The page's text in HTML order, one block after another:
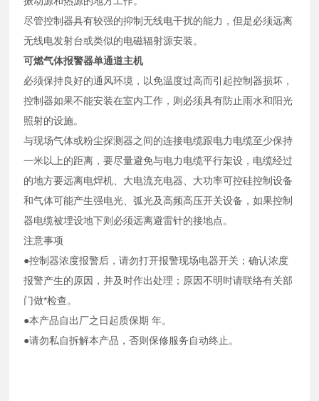
尽管控制器具有较强的抑制无线电干扰的能力，但是必须远离
无线电发射台或类似的电磁辐射源安装。
可燃气体报警器单通道主机
必须保持良好的通风环境，以免温度过高而引起控制器损坏，
控制器如果不能安装在室内工作，则必须具有防止雨水和阳光
照射的设施。
与现场气体或粉尘探测器之间的连接电缆跟电力电缆至少保持
一米以上的距离，要尽量避免与电力电缆平行架设，电缆经过
的地方要远离电焊机、大电流充电器、大功率可控硅控制设备
和气体可能产生强电光、弧光及高频高压开关设备，如果控制
器电缆被埋设地下则必须远离避雷针的接地点。
注意事项
●控制器浓度报警后，请勿打开报警现场电器开关；确认浓度
报警产生的原因，并及时作出处理；原因不明时请联络有关部
门做*检查。
●本产品自出厂之日起质保期 年。
●请勿私自拆解本产品，否则保修服务自动终止。